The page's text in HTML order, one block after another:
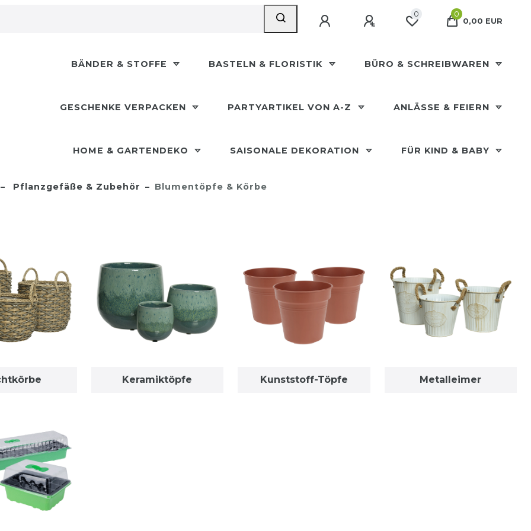
0
0
0,00 EUR
BÄNDER & STOFFE BASTELN & FLORISTIK BÜRO & SCHREIBWAREN
GESCHENKE VERPACKEN PARTYARTIKEL VON A-Z ANLÄSSE & FEIERN
HOME & GARTENDEKO SAISONALE DEKORATION FÜR KIND & BABY
Pflanzgefäße & Zubehör Blumentöpfe & Körbe
Keramiktöpfe Kunststoff-Töpfe Metalleimer